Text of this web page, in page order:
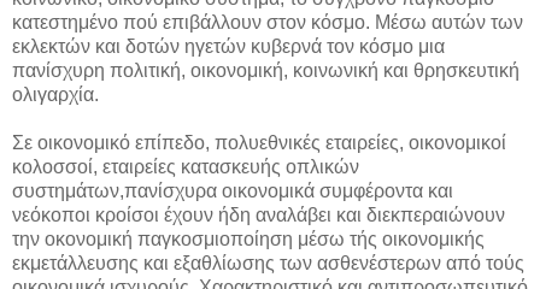
κατεστημένο πού επιβάλλουν στον κόσμο. Μέσω αυτών των
εκλεκτών και δοτών ηγετών κυβερνά τον κόσμο μια
πανίσχυρη πολιτική, οικονομική, κοινωνική και θρησκευτική
ολιγαρχία.
Σε οικονομικό επίπεδο, πολυεθνικές εταιρείες, οικονομικοί
κολοσσοί, εταιρείες κατασκευής οπλικών
συστημάτων,πανίσχυρα οικονομικά συμφέροντα και
νεόκοποι κροίσοι έχουν ήδη αναλάβει και διεκπεραιώνουν
την οκονομική παγκοσμιοποίηση μέσω τής οικονομικής
εκμετάλλευσης και εξαθλίωσης των ασθενέστερων από τούς